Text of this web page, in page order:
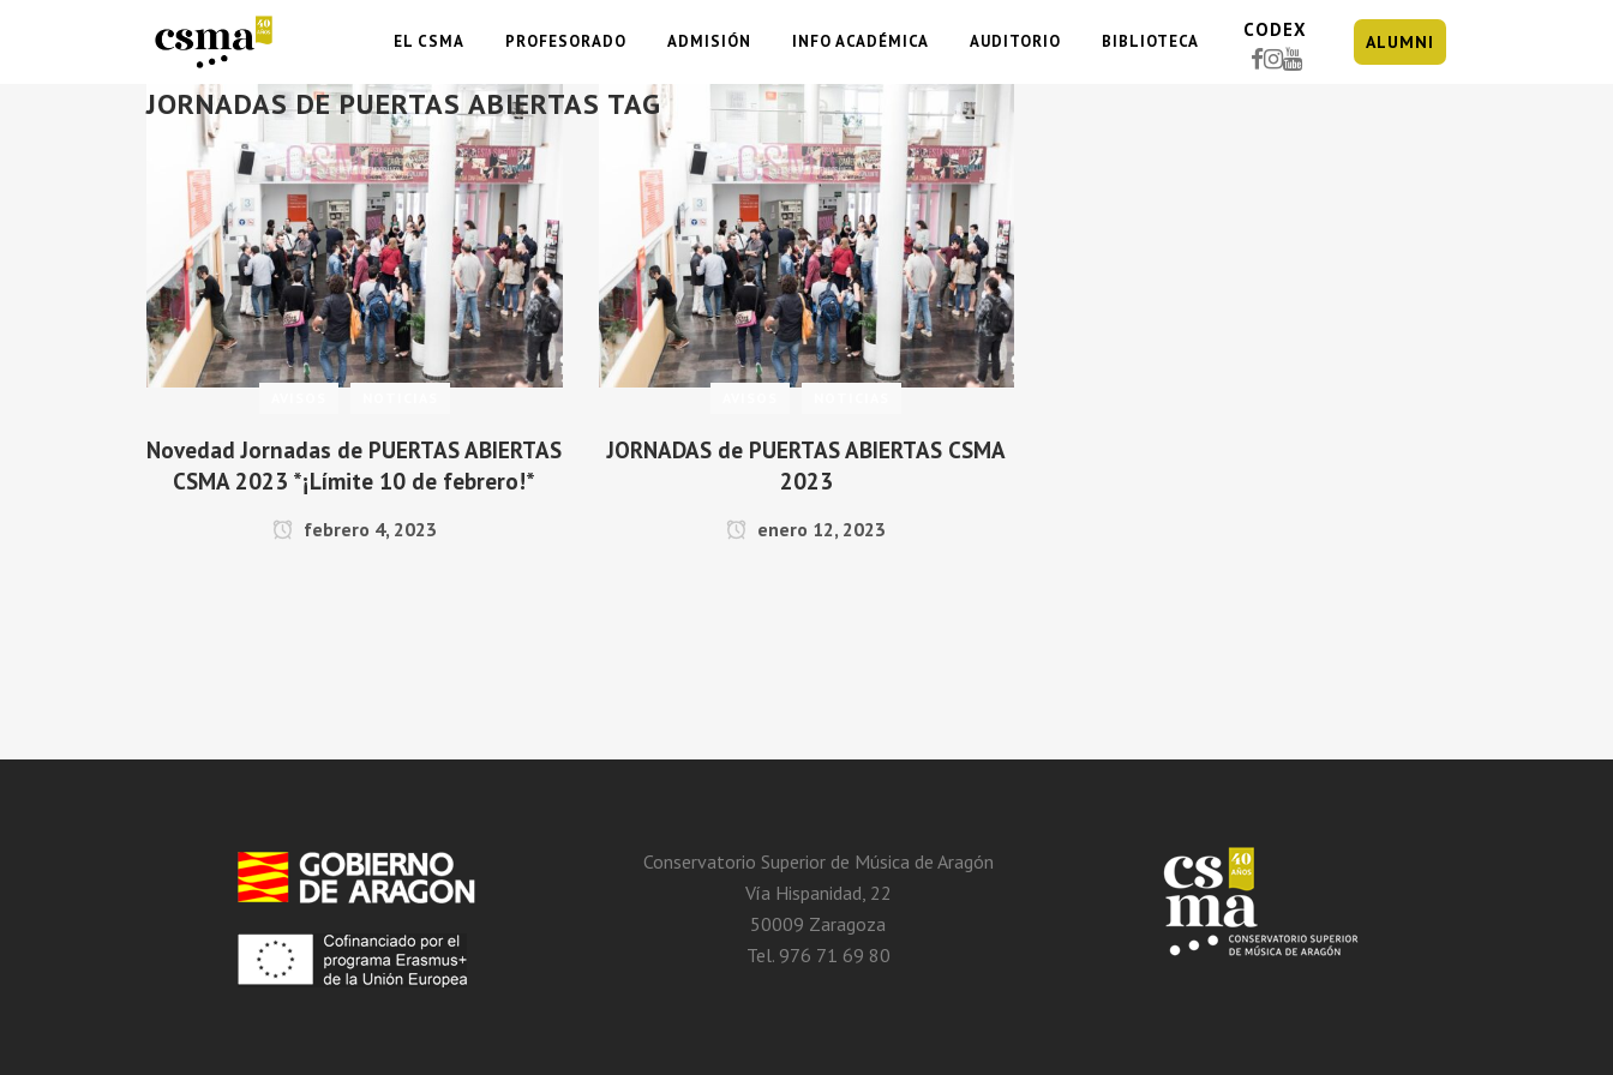
EL CSMA PROFESORADO ADMISIÓN INFO ACADÉMICA AUDITORIO BIBLIOTECA
CODEX
ALUMNI
JORNADAS DE PUERTAS ABIERTAS TAG
Novedad Jornadas de PUERTAS ABIERTAS
CSMA 2023 *¡Límite 10 de febrero!*
febrero 4, 2023
JORNADAS de PUERTAS ABIERTAS CSMA
2023
enero 12, 2023
Conservatorio Superior de Música de Aragón
Vía Hispanidad, 22
50009 Zaragoza
Tel. 976 71 69 80